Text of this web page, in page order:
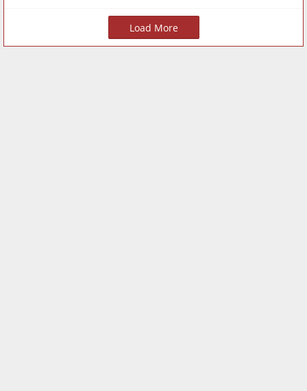
Load More